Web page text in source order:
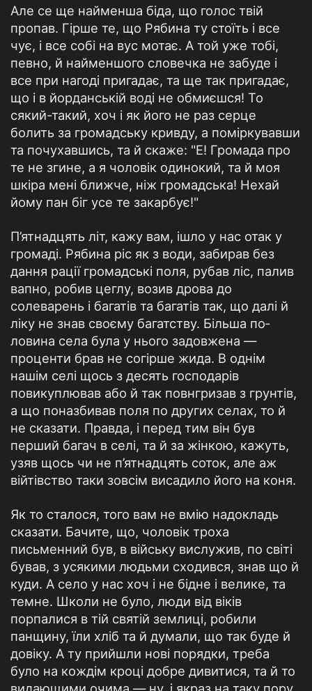
Але се ще найменша біда, що голос твій
пропав. Гірше те, що Рябина ту стоїть і все
чує, і все собі на вус мотає. А той уже тобі,
певно, й найменшого словечка не забуде і
все при нагоді пригадає, та ще так пригадає,
що і в йорданській воді не об­миєшся! То
сякий-такий, хоч і як його не раз серце
болить за громадську кривду, а поміркувавши
та почухавшись, та й скаже: "Е! Громада про
те не згине, а я чоловік одинокий, та й моя
шкіра мені ближче, ніж громадська! Нехай
йому пан біг усе те закарбує!"
П’ятнадцять літ, кажу вам, ішло у нас отак у
громаді. Рябина ріс як з води, забирав без
дання рації громадські поля, рубав ліс, палив
вапно, робив цеглу, возив дрова до
солеварень і багатів та багатів так, що далі й
ліку не знав своєму багатству. Більша по­
ловина села була у нього задовжена —
проценти брав не согірше жида. В однім
нашім селі щось з десять господарів
повикуплював або й так повнгризав з грунтів,
а що поназбивав поля по других селах, то й
не сказати. Правда, і перед тим він був
перший багач в селі, та й за жінкою, кажуть,
узяв щось чи не п’ятнадцять соток, але аж
війтівство таки зовсім висадило його на коня.
Як то сталося, того вам не вмію надокладь
сказати. Бачите, що, чоловік троха
письменний був, в війську вислужив, по світі
бував, з усякими людьми сходився, знав що й
куди. А село у нас хоч і не бідне і велике, та
темне. Школи не було, люди від віків
порпалися в тій святій землиці, робили
панщину, їли хліб та й думали, що так буде й
довіку. А ту прийшли нові порядки, треба
було на кождім кроці добре дивитися, та й то